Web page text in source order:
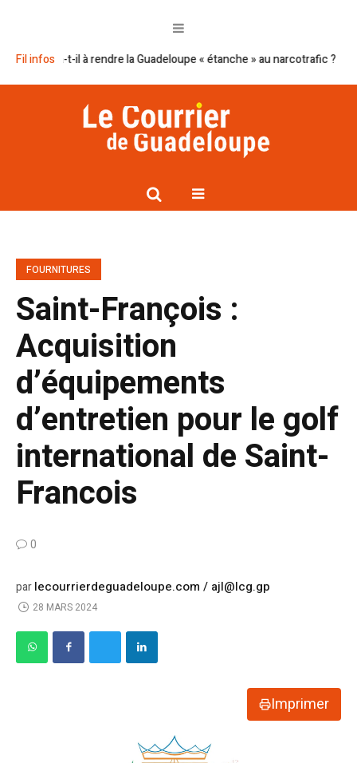
Fil infos
t-il à rendre la Guadeloupe « étanche » au narcotrafic ? Cap
FOURNITURES
Saint-François :
Acquisition
d’équipements
d’entretien pour le golf
international de Saint-
Francois
0
parlecourrierdeguadeloupe.com / ajl@lcg.gp
28 MARS 2024
Imprimer